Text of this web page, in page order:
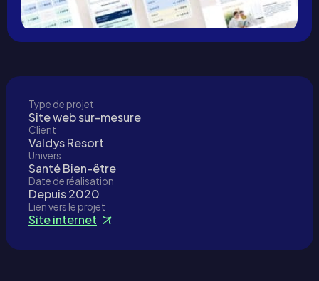
Type de projet
Site web sur-mesure
Client
Valdys Resort
Univers
Santé Bien-être
Date de réalisation
Depuis 2020
Lien vers le projet
Site internet